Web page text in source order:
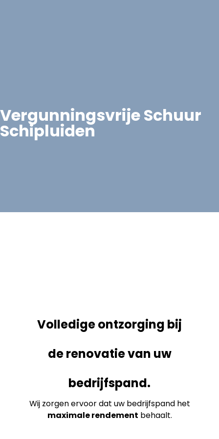
Vergunningsvrije Schuur
Schipluiden
Volledige ontzorging bij
de renovatie van uw
bedrijfspand.
Wij zorgen ervoor dat uw bedrijfspand het
maximale rendement behaalt.